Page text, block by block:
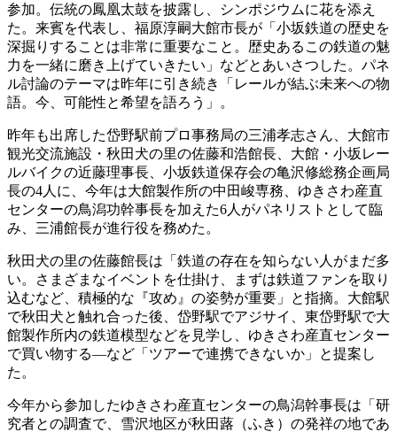
参加。伝統の鳳凰太鼓を披露し、シンポジウムに花を添え
た。来賓を代表し、福原淳嗣大館市長が「小坂鉄道の歴史を
深掘りすることは非常に重要なこと。歴史あるこの鉄道の魅
力を一緒に磨き上げていきたい」などとあいさつした。パネ
ル討論のテーマは昨年に引き続き「レールが結ぶ未来への物
語。今、可能性と希望を語ろう」。
昨年も出席した岱野駅前プロ事務局の三浦孝志さん、大館市
観光交流施設・秋田犬の里の佐藤和浩館長、大館・小坂レー
ルバイクの近藤理事長、小坂鉄道保存会の亀沢修総務企画局
長の4人に、今年は大館製作所の中田峻専務、ゆきさわ産直
センターの鳥潟功幹事長を加えた6人がパネリストとして臨
み、三浦館長が進行役を務めた。
秋田犬の里の佐藤館長は「鉄道の存在を知らない人がまだ多
い。さまざまなイベントを仕掛け、まずは鉄道ファンを取り
込むなど、積極的な『攻め』の姿勢が重要」と指摘。大館駅
で秋田犬と触れ合った後、岱野駅でアジサイ、東岱野駅で大
館製作所内の鉄道模型などを見学し、ゆきさわ産直センター
で買い物する―など「ツアーで連携できないか」と提案し
た。
今年から参加したゆきさわ産直センターの鳥潟幹事長は「研
究者との調査で、雪沢地区が秋田蕗（ふき）の発祥の地であ